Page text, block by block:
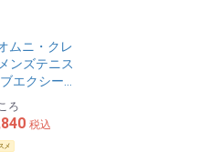
ムニ・クレ
ンズテニス
エクシー…
ろ
税込
メ